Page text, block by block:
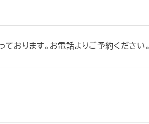
おります。お電話よりご予約ください。